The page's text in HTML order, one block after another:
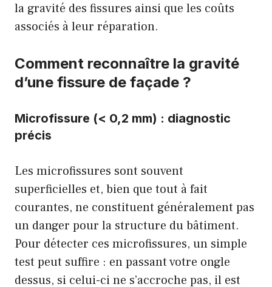
la gravité des fissures ainsi que les coûts
associés à leur réparation.
Comment reconnaître la gravité
d’une fissure de façade ?
Microfissure (< 0,2 mm) : diagnostic
précis
Les microfissures sont souvent
superficielles et, bien que tout à fait
courantes, ne constituent généralement pas
un danger pour la structure du bâtiment.
Pour détecter ces microfissures, un simple
test peut suffire : en passant votre ongle
dessus, si celui-ci ne s’accroche pas, il est